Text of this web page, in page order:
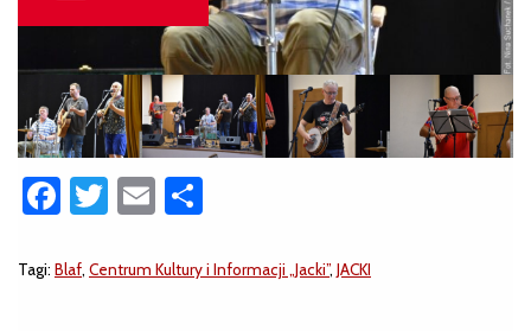
Facebook
Twitter
Email
Tagi: Blaf, Centrum Kultury i Informacji „Jacki”, JACKI